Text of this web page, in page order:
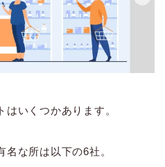
いくつかあります。
な所は以下の6社。